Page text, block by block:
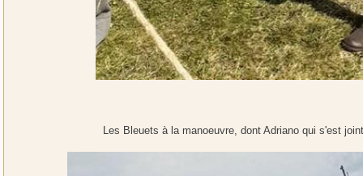
Les Bleuets à la manoeuvre, dont Adriano qui s'est